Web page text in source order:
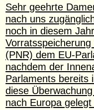
Sehr geehrte
nach uns
noch in diesem
(PNR) dem EU-
nachdem der
Parlaments bereits
diese
nach Europa gelegt